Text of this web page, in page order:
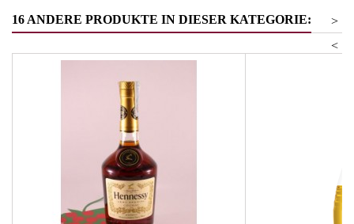
16 ANDERE PRODUKTE IN DIESER KATEGORIE:
>
<